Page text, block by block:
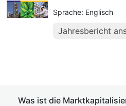
Sprache: Englisch
Jahresbericht
Was ist die